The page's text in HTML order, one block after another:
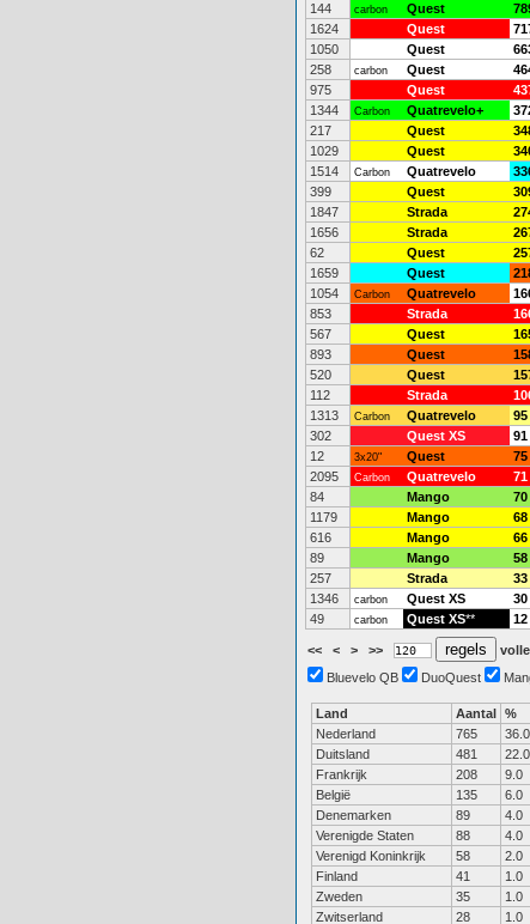
144
carbon Quest
1624
Quest
1050
Quest
258
carbon Quest
975
Quest
1344
Carbon Quatrevelo+
217
Quest
1029
Quest
1514
Carbon Quatrevelo
399
Quest
1847
Strada
1656
Strada
62
Quest
1659
Quest
1054
Carbon Quatrevelo
853
Strada
567
Quest
893
Quest
520
Quest
112
Strada
1313
Carbon Quatrevelo 95
302
Quest XS 91
12
3x20" Quest 75
2095
Carbon Quatrevelo 71
84
Mango 70
1179
Mango 68
616
Mango 66
89
Mango 58
257
Strada 33
1346
carbon Quest XS 30
49
carbon Quest XS** 12
<< < > >>
Bluevelo QB
DuoQuest
Land Aantal %
Nederland
765
36.0
Duitsland
481
22.0
Frankrijk
208
9.0
België
135
6.0
Denemarken
89
4.0
Verenigde Staten
88
4.0
Verenigd Koninkrijk
58
2.0
Finland
41
1.0
Zweden
35
1.0
Zwitserland
28
1.0